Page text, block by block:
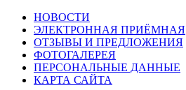
НОВОСТИ
ЭЛЕКТРОННАЯ ПРИЁМНАЯ
ОТЗЫВЫ И ПРЕДЛОЖЕНИЯ
ФОТОГАЛЕРЕЯ
ПЕРСОНАЛЬНЫЕ ДАННЫЕ
КАРТА САЙТА